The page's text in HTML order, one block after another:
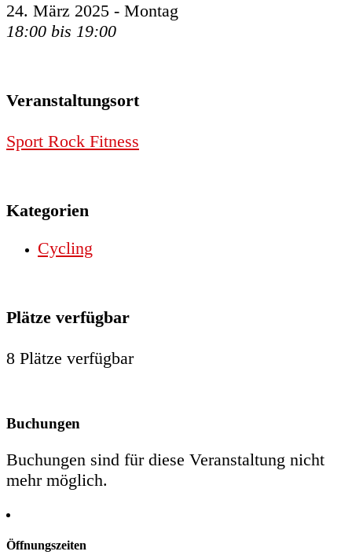
24. März 2025 - Montag
18:00 bis 19:00
Veranstaltungsort
Sport Rock Fitness
Kategorien
Cycling
Plätze verfügbar
8 Plätze verfügbar
Buchungen
Buchungen sind für diese Veranstaltung nicht
mehr möglich.
Öffnungszeiten